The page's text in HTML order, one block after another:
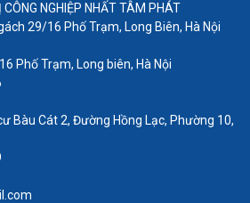
NGHIỆP NHẤT TÂM PHÁT
29/16 Phố Trạm, Long Biên, Hà Nội
Phố Trạm, Long biên, Hà Nội
Bàu Cát 2, Đường Hồng Lạc, Phường 10,